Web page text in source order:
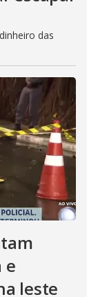
das
e
leste